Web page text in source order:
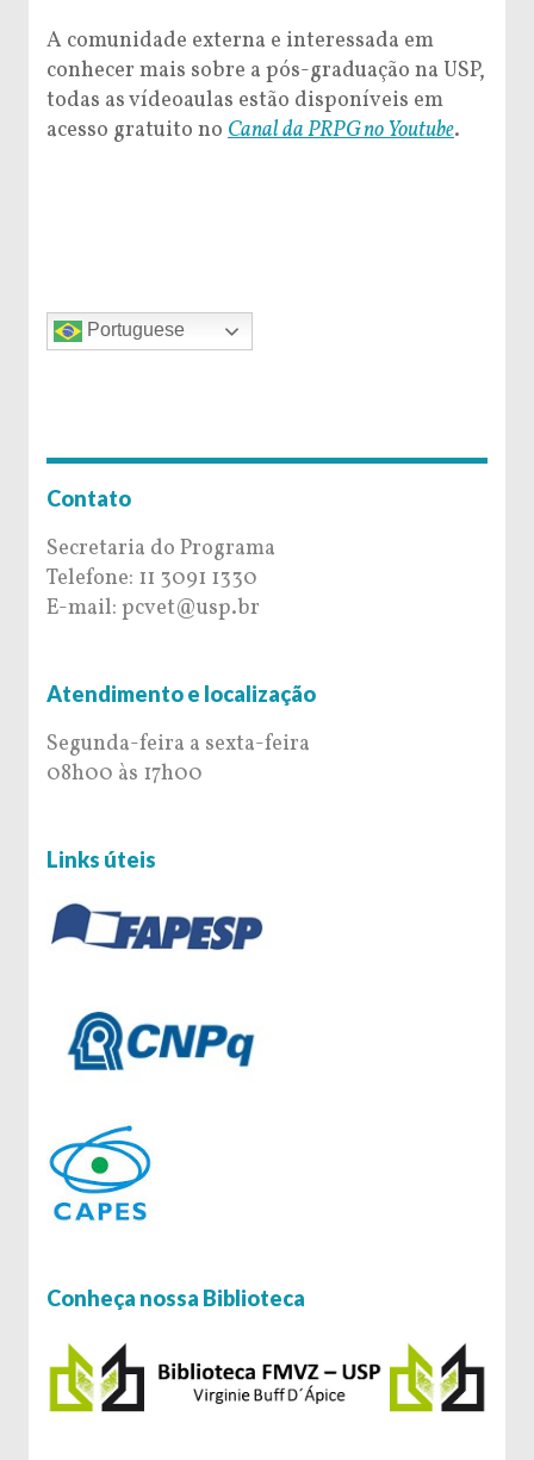
A comunidade externa e interessada em
conhecer mais sobre a pós-graduação na USP,
todas as vídeoaulas estão disponíveis em
acesso gratuito no Canal da PRPG no Youtube.
Portuguese
Contato
Secretaria do Programa
Telefone: 11 3091 1330
E-mail: pcvet@usp.br
Atendimento e localização
Segunda-feira a sexta-feira
08h00 às 17h00
Links úteis
Conheça nossa Biblioteca